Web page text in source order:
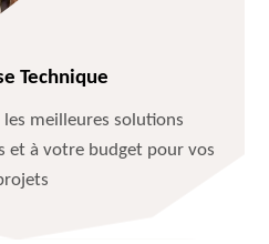
Technique
meilleures solutions
et à votre budget pour vos